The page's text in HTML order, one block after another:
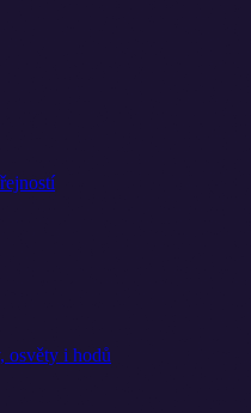
osvěty i hodů